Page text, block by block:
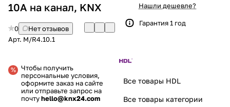
10A на канал, KNX
0
Нет отзывов
Арт. M/R4.10.1
Чтобы получить
персональные условия,
оформите заказ на сайте
или отправьте запрос на
почтуhello@knx24.com
Нашли дешевле?
Гарантия 1 год
Все товары HDL
Все товары категории